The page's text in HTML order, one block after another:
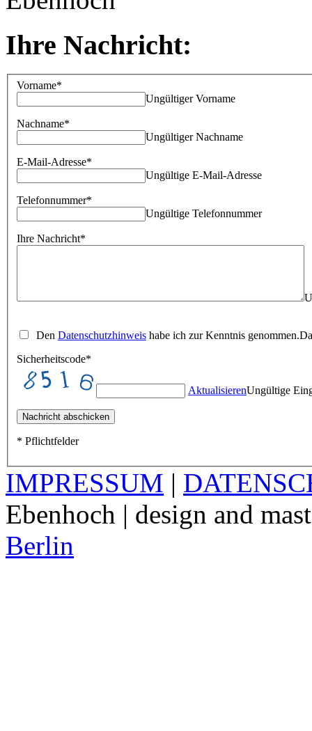
Ihre Nachricht:
Vorname*
Ungültiger Vorname
Nachname*
Ungültiger Nachname
E-Mail-Adresse*
Ungültige E-Mail-Adresse
Telefonnummer*
Ungültige Telefonnummer
Ihre Nachricht*
Den Datenschutzhinweis habe ich zur Kenntnis genommen.
Sicherheitscode*
AktualisierenUngültige
* Pflichtfelder
IMPRESSUM |
Ebenhoch | design and
Berlin